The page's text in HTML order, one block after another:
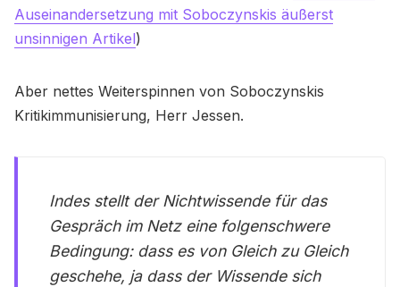
Auseinandersetzung mit Soboczynskis äußerst
unsinnigen Artikel)
Aber nettes Weiterspinnen von Soboczynskis
Kritikimmunisierung, Herr Jessen.
Indes stellt der Nichtwissende für das
Gespräch im Netz eine folgenschwere
Bedingung: dass es von Gleich zu Gleich
geschehe, ja dass der Wissende sich